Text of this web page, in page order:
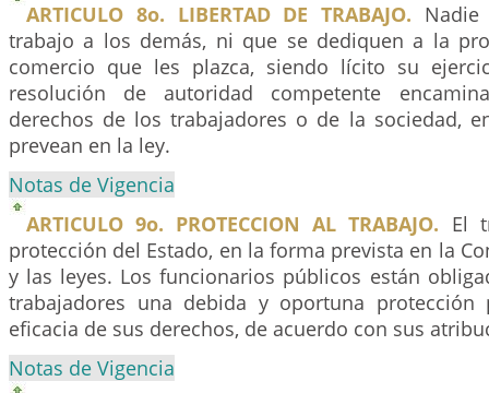
ARTICULO 8o. LIBERTAD DE TRABAJO.
trabajo a los demás, ni que se dediquen a la
comercio que les plazca, siendo lícito su
resolución de autoridad competente
derechos de los trabajadores o de la sociedad,
prevean en la ley.
Notas de Vigencia
ARTICULO 9o. PROTECCION AL TRABAJO. El
protección del Estado, en la forma prevista en la
y las leyes. Los funcionarios públicos están
trabajadores una debida y oportuna
eficacia de sus derechos, de acuerdo con sus
Notas de Vigencia